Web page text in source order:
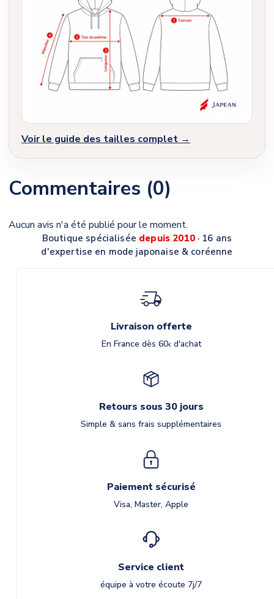
Voir le guide des tailles complet →
Commentaires (0)
Aucun avis n'a été publié pour le moment.
Boutique spécialisée depuis 2010· 16 ans
d'expertise en mode japonaise & coréenne
Livraison offerte
En France dès 60€d'achat
Retours sous 30 jours
Simple & sans frais supplémentaires
Paiement sécurisé
Visa, Master, Apple
Service client
équipe à votre écoute 7j/7